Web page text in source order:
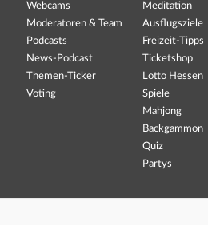
Webcams
Moderatoren & Team
Podcasts
News-Podcast
Themen-Ticker
Voting
Meditation
Ausflugsziele
Freizeit-Tipps
Ticketshop
Lotto Hessen
Spiele
Mahjong
Backgammon
Quiz
Partys